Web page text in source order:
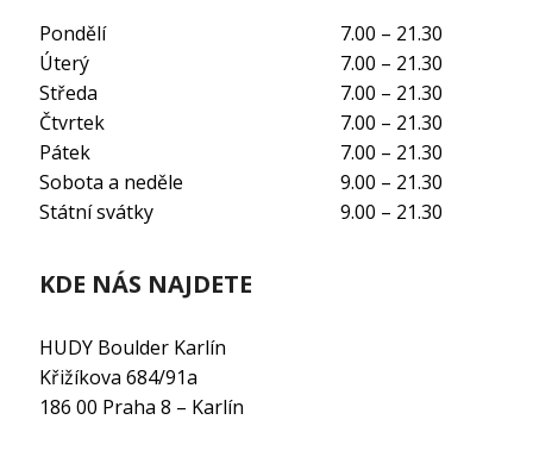
Pondělí
7.00 – 21.30
Úterý
7.00 – 21.30
Středa
7.00 – 21.30
Čtvrtek
7.00 – 21.30
Pátek
7.00 – 21.30
Sobota a neděle
9.00 – 21.30
Státní svátky
9.00 – 21.30
KDE NÁS NAJDETE
HUDY Boulder Karlín
Křižíkova 684/91a
186 00 Praha 8 – Karlín